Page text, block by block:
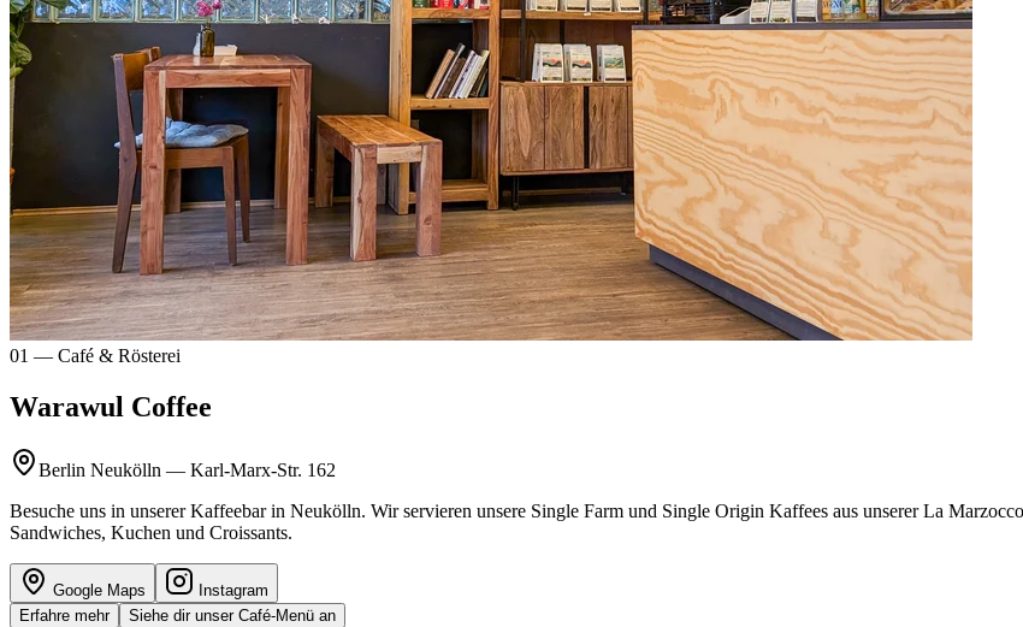
01 — Café & Rösterei
Warawul Coffee
Berlin Neukölln — Karl-Marx-Str. 162
Besuche uns in unserer Kaffeebar in Neukölln. Wir servieren unsere Single Farm und Single Origin Kaffees aus unserer La
Sandwiches, Kuchen und Croissants.
Google Maps
Instagram
Erfahre mehr
Siehe dir unser Café-Menü an